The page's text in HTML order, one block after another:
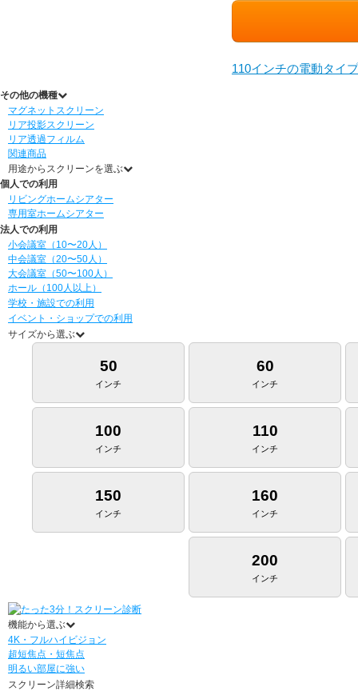
110インチの電動タイ
その他の機種
マグネットスクリーン
リア投影スクリーン
リア透過フィルム
関連商品
用途からスクリーンを選ぶ
個人での利用
リビングホームシアター
専用室ホームシアター
法人での利用
小会議室（10〜20人）
中会議室（20〜50人）
大会議室（50〜100人）
ホール（100人以上）
学校・施設での利用
イベント・ショップでの利用
サイズから選ぶ
50
インチ
60
インチ
100
インチ
110
インチ
150
インチ
160
インチ
200
インチ
機能から選ぶ
4K・フルハイビジョン
超短焦点・短焦点
明るい部屋に強い
スクリーン詳細検索